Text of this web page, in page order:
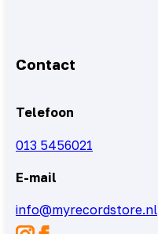
Contact
Telefoon
013 5456021
E-mail
info@myrecordstore.nl